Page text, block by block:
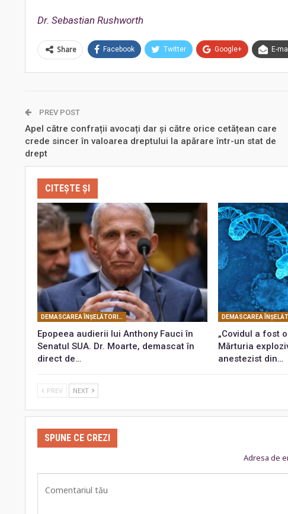
Dr. Sebastian Rushworth
Share Facebook Twitter Google+ E-
PREV POST
Apel către confrații avocați dar și către orice cetățean care
crede sincer în valoarea dreptului la apărare într-un stat de
drept
CITEȘTE ȘI
DEMASCAREA ÎNŞELĂTORIEI COVID
Epopeea audierii lui Anthony Fauci în
Senatul SUA. Dr. Moarte, demascat în
direct de…
„Covidul a fost
Mărturia
anestezist din…
PREV NEXT
SPUNE CE CREZI
Adresa de